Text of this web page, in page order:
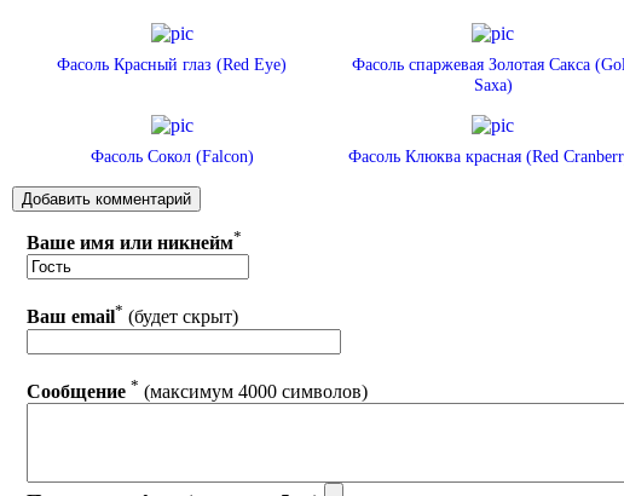
Фасоль Красный глаз (Red Eye)
Фасоль спаржевая Золотая Сакса
Saxa)
Фасоль Сокол (Falcon) Фасоль Клюква красная (Red
Ваше имя или никнейм*
Ваш email* (будет скрыт)
Сообщение * (максимум 4000 символов)